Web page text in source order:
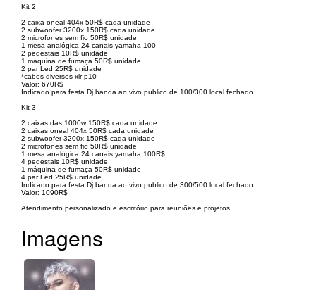
Kit 2
2 caixa oneal 404x 50R$ cada unidade
2 subwoofer 3200x 150R$ cada unidade
2 microfones sem fio 50R$ unidade
1 mesa analógica 24 canais yamaha 100
2 pedestais 10R$ unidade
1 máquina de fumaça 50R$ unidade
2 par Led 25R$ unidade
*cabos diversos xlr p10
Valor: 670R$
Indicado para festa Dj banda ao vivo público de 100/300 local fechado
Kit 3
2 caixas das 1000w 150R$ cada unidade
2 caixas oneal 404x 50R$ cada unidade
2 subwoofer 3200x 150R$ cada unidade
2 microfones sem fio 50R$ unidade
1 mesa analógica 24 canais yamaha 100R$
4 pedestais 10R$ unidade
1 máquina de fumaça 50R$ unidade
4 par Led 25R$ unidade
Indicado para festa Dj banda ao vivo público de 300/500 local fechado
Valor: 1090R$
Atendimento personalizado e escritório para reuniões e projetos.
Imagens